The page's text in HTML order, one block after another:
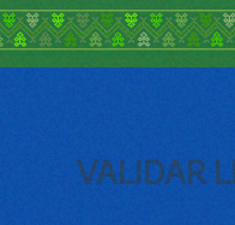
VALIDAR